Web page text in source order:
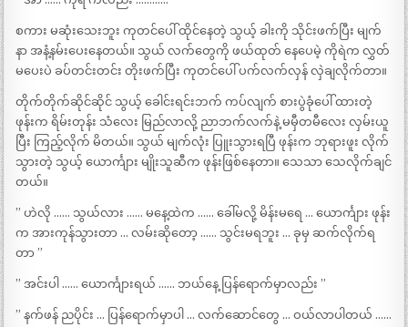
စကား မဆုံးသေးဘူး ကုတင်ပေါ် ထိုင်နေတဲ့ သွယ့် ခါးကို သိုင်းဖက်ပြီး မျက်
နာ အနံ့နမ်းပေးနေတယ်။ သွယ် လက်တွေကို ဖယ်ထုတ် နေပေမဲ့ ကိုရဲက လွှတ်
မပေးပဲ ခပ်တင်းတင်း တိုးဖက်ပြီး ကုတင်ပေါ် ပက်လက်လှန် လှဲချလိုက်တာ။
တိုက်တိုက်ဆိုင်ဆိုင် သွယ့် ခေါင်းရင်းဘက် ကပ်လျက် စားပွဲခုံပေါ် ထားတဲ့
ဖုန်းက ရိမ်းတုန်း သံလေး မြည်လာလို့ ညာဘက်လက်နဲ့ မမှီတမီလေး လှမ်းယူ
ပြီး ကြည့်လိုက် မိတယ်။ သွယ် မျက်လုံး ပြူးသွားရပြီ ဖုန်းက ဘုရားဖူး လိုက်
သွားတဲ့ သွယ့် ယောင်္ကျား မျိုးသူဆီက ဖုန်းဖြစ်နေတာ။ သေသာ သေလိုက်ချင်
တယ်။
” ဟဲလို …… သွယ်လား …… မနေ့ထဲက …… ခေါ်မလို့ မိန်းမရေ … ယောင်္ကျား ဖုန်း
က အားကုန်သွားတာ … လမ်းဆိုတော့ …… သွင်းမရဘူး … ခုမှ ဆက်လိုက်ရ
တာ ”
” အင်းပါ …… ယောင်္ကျားရယ် …… ဘယ်နေ့ ပြန်ရောက်မှာလည်း ”
” နက်ဖန် ညပိုင်း … ပြန်ရောက်မှာပါ … လက်ဆောင်တွေ … ဝယ်လာပါတယ် ……